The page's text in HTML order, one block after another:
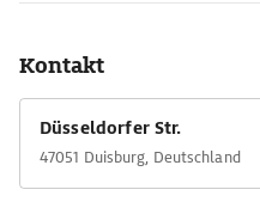
Kontakt
Düsseldorfer Str.
47051 Duisburg, Deutschland